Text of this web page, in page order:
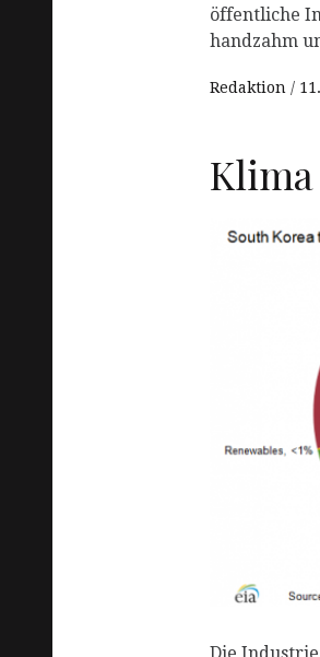
öffentliche
handzahm
Redaktion